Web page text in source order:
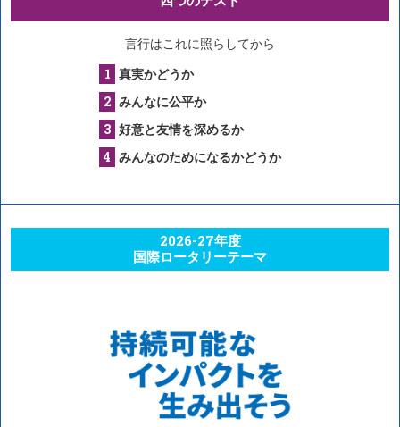
言行はこれに照らしてから
真実かどうか
みんなに公平か
好意と友情を深めるか
みんなのためになるかどうか
2026-27年度
国際ロータリーテーマ